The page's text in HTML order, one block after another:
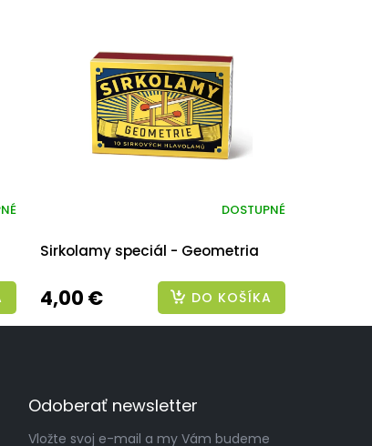
Sirkolamy speciál - Geometria
DOSTUPNÉ
4,00 € DO KOŠÍKA
Odoberať newsletter
Vložte svoj e-mail a my Vám budeme